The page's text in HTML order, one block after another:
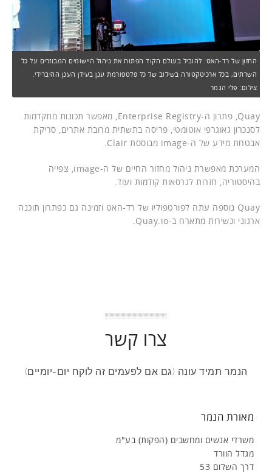
החזון של רד-האט: להוביל בעולם הקוד הפתוח את ניהול היישומים המבוזרים על כל
השרתים, בכל ארכיטקטורה בשילוב של כל פלטפורמת ענן בעידן הענן ההיברידי.
צילום: פלי הנמר
Quay, פתרון ה-Enterprise Registry, מאפשר תכונות מתקדמות
לסנכרון גאוגרפי אוטומטי, פריסה בתשתית מרובת אתרים, סריקת
אבטחת מידע של ה-image מבוססת Clair.
המערכת מאפשרת ניהול מחזור החיים של ה-image, צפייה
בהיסטוריה, חזרות לגרסאות קודמות ועוד.
Quay נוספה עתה לפורטפוליו של רד-האט וזמינה גם כפתרון תוכנה
ארגוני וכשירות מתארח ב-Quay.io.
צרו קשר
הנמר תמיד עונה (גם אם לפעמים זה לוקח יום-יומיים)
מאורת הנמר
משרדי אנשים ומחשבים (הפקות) בע"מ
מגדל הוורד
דרך השלום 53